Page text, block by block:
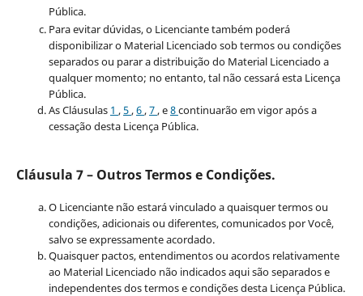
Pública.
Para evitar dúvidas, o Licenciante também poderá
disponibilizar o Material Licenciado sob termos ou condições
separados ou parar a distribuição do Material Licenciado a
qualquer momento; no entanto, tal não cessará esta Licença
Pública.
As Cláusulas 1 ,5,6,7, e8continuarão em vigor após a
cessação desta Licença Pública.
Cláusula 7 – Outros Termos e Condições.
O Licenciante não estará vinculado a quaisquer termos ou
condições, adicionais ou diferentes, comunicados por Você,
salvo se expressamente acordado.
Quaisquer pactos, entendimentos ou acordos relativamente
ao Material Licenciado não indicados aqui são separados e
independentes dos termos e condições desta Licença Pública.